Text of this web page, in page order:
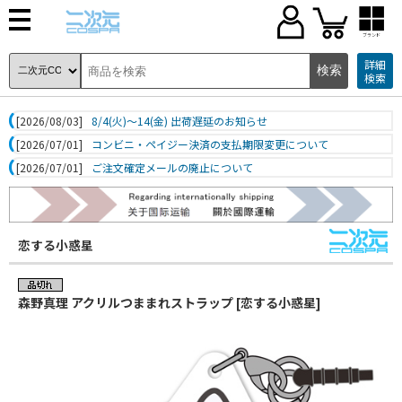
ブランド
詳細
検索
[2026/08/03]
8/4(火)～14(金) 出荷遅延のお知らせ
[2026/07/01]
コンビニ・ペイジー決済の支払期限変更について
[2026/07/01]
ご注文確定メールの廃止について
恋する小惑星
森野真理 アクリルつままれストラップ [恋する小惑星]